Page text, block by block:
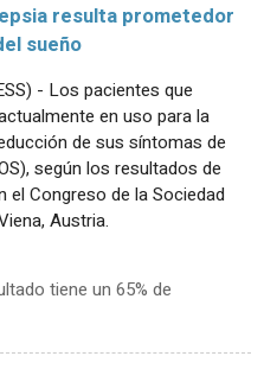
resulta prometedor
sueño
- Los pacientes que
en uso para la
de sus síntomas de
según los resultados de
el Congreso de la Sociedad
Austria.
tiene un 65% de